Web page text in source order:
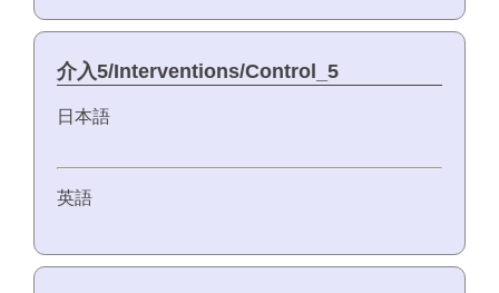
介入5/Interventions/Control_5
日本語
英語